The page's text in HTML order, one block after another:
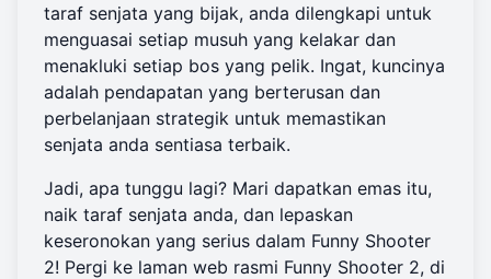
taraf senjata yang bijak, anda dilengkapi untuk
menguasai setiap musuh yang kelakar dan
menakluki setiap bos yang pelik. Ingat, kuncinya
adalah pendapatan yang berterusan dan
perbelanjaan strategik untuk memastikan
senjata anda sentiasa terbaik.
Jadi, apa tunggu lagi? Mari dapatkan emas itu,
naik taraf senjata anda, dan lepaskan
keseronokan yang serius dalam Funny Shooter
2! Pergi ke laman web rasmi Funny Shooter 2, di